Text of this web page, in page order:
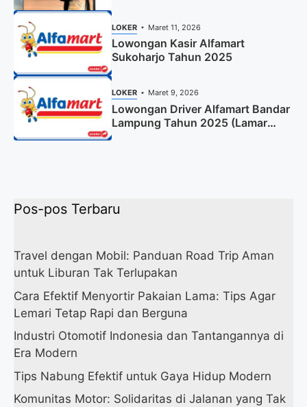
LOKER Maret 11, 2026
Lowongan Kasir Alfamart
Sukoharjo Tahun 2025
LOKER Maret 9, 2026
Lowongan Driver Alfamart Bandar
Lampung Tahun 2025 (Lamar
Sekarang)
Pos-pos Terbaru
Travel dengan Mobil: Panduan Road Trip Aman
untuk Liburan Tak Terlupakan
Cara Efektif Menyortir Pakaian Lama: Tips Agar
Lemari Tetap Rapi dan Berguna
Industri Otomotif Indonesia dan Tantangannya di
Era Modern
Tips Nabung Efektif untuk Gaya Hidup Modern
Komunitas Motor: Solidaritas di Jalanan yang Tak